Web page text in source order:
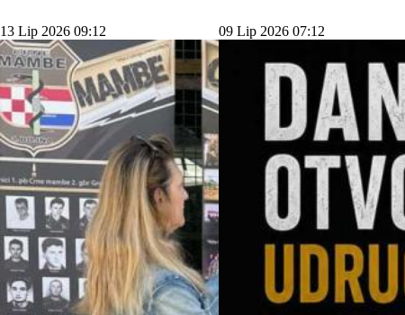
13 Lip 2026 09:12 09 Lip 2026 07:12